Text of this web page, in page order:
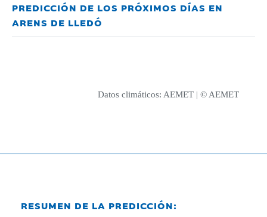
PREDICCIÓN DE LOS PRÓXIMOS DÍAS EN
ARENS DE LLEDÓ
Datos climáticos: AEMET | © AEMET
RESUMEN DE LA PREDICCIÓN: